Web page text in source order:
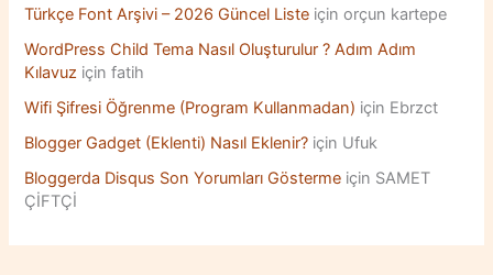
:Türkçe Font Arşivi – 2026 Güncel Liste içinorçun kartepe
WordPress Child Tema Nasıl Oluşturulur ? Adım Adım
Kılavuz içinfatih
Wifi Şifresi Öğrenme (Program Kullanmadan) için Ebrzct
Blogger Gadget (Eklenti) Nasıl Eklenir? için Ufuk
Bloggerda Disqus Son Yorumları Gösterme için SAMET
ÇİFTÇİ